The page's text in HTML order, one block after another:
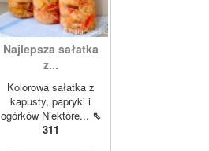
Najlepsza sałatka
z...
Kolorowa sałatka z
kapusty, papryki i
ogórków Niektóre... ⇖
311